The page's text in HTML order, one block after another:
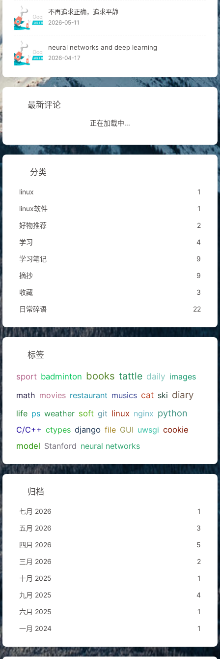
不再追求正确，追求平静
2026-05-11
neural networks and deep learning
2026-04-17
最新评论
正在加载中...
分类
linux
1
linux软件
1
好物推荐
2
学习
4
学习笔记
9
摘抄
9
收藏
3
日常碎语
22
标签
sport badminton books tattle daily images
math movies restaurant musics cat ski diary
life ps weather soft git linux nginx python
C/C++ ctypes django file GUI uwsgi cookie
model Stanford neural networks
归档
七月 2026
1
五月 2026
3
四月 2026
5
三月 2026
2
十月 2025
1
九月 2025
4
六月 2025
1
一月 2024
1